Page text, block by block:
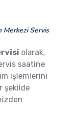
Merkezi Servis
olarak,
saatine
işlemlerini
şekilde